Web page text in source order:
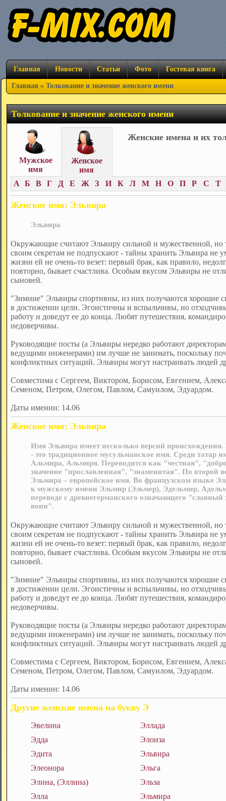
Главная Новости Статьи Фото Гостевая книга
Главная » Толкование и значение женского имени
Толкование и значение женского имени
Мужское
имя
Женское
имя
Женские имена и их
А Б В Г Д Е Ж З И К Л М Н О П Р С Т
Женское имя: Эльвира
Эльвира
Окружающие считают Эльвиру сильной и мужественной, но
своим секретам не подпускают - тайны хранить Эльвира не
жизни ей не очень-то везет: первый брак, как правило,
повторно, бывает счастлива. Особым вкусом Эльвиры не
сыновей.
"Зимние" Эльвиры спортивны, из них получаются хорошие
в достижении цели. Эгоистичны и вспыльчивы, но
работу и доведут ее до конца. Любят путешествия,
недоверчивы.
Руководящие посты (а Эльвиры нередко работают
ведущими инженерами) им лучше не занимать, поскольку
конфликтных ситуаций. Эльвиры могут настраивать людей
Совместима с Сергеем, Виктором, Борисом, Евгением,
Семеном, Петром, Олегом, Павлом, Самуилом, Эдуардом.
Даты именин: 14.06
Женское имя: Эльвира
Имя Эльвира имеет несколько версий
- это традиционное мусульманское имя. Среди татар
Альмира, Альмиря. Переводится как "честная",
значение "прославленная", "знаменитая". По второй
Эльмира – европейское имя. Во французском языке
к мужскому имени Эльмир (Эльмер), Эдельмир,
переводе с древнегерманского означающего
воин".
Окружающие считают Эльвиру сильной и мужественной, но
своим секретам не подпускают - тайны хранить Эльвира не
жизни ей не очень-то везет: первый брак, как правило,
повторно, бывает счастлива. Особым вкусом Эльвиры не
сыновей.
"Зимние" Эльвиры спортивны, из них получаются хорошие
в достижении цели. Эгоистичны и вспыльчивы, но
работу и доведут ее до конца. Любят путешествия,
недоверчивы.
Руководящие посты (а Эльвиры нередко работают
ведущими инженерами) им лучше не занимать, поскольку
конфликтных ситуаций. Эльвиры могут настраивать людей
Совместима с Сергеем, Виктором, Борисом, Евгением,
Семеном, Петром, Олегом, Павлом, Самуилом, Эдуардом.
Даты именин: 14.06
Другие женские имена на букву Э
Эвелина
Эдда
Эдита
Элеонора
Элина, (Эллина)
Элла
Эллада
Элоиза
Эльвира
Эльга
Эльза
Эльмира